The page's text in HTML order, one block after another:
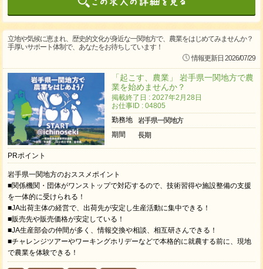
立地や気候に恵まれ、歴史的文化が身近な一関地方で、農業をはじめてみませんか？
手厚いサポート体制で、あなたをお待ちしています！
情報更新日 2026/07/29
「起こす、農業」 岩手県一関地方で農
業を始めませんか？
掲載終了日 : 2027年2月28日
お仕事ID : 04805
勤務地
岩手県一関地方
期間
長期
PRポイント
岩手県一関地方のおススメポイント
■関係機関・団体がワンストップで対応するので、技術習得や施設整備の支援
を一体的に受けられる！
■JA出荷主体の経営で、出荷先が安定し生産活動に集中できる！
■販売先や販売価格が安定している！
■JA生産部会の仲間が多く、情報交換や相談、相互研さんできる！
■チャレンジツアーやワーキングホリデーなどで本格的に就農する前に、現地
で農業を体験できる！